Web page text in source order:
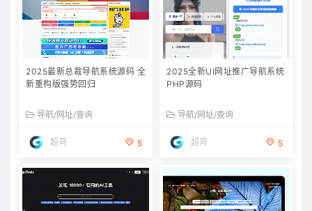
2025最新总裁导航系统源码 全
新重构版强势回归
导航/网址/查询
超哥 5
2025全新UI网址推广导航系统
PHP源码
导航/网址/查询
超哥 5